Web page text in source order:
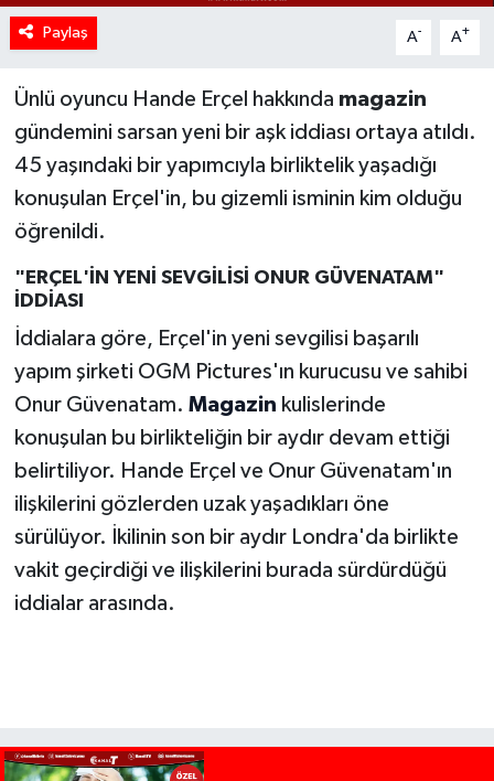
Paylaş A- A+
Ünlü oyuncu Hande Erçel hakkında magazin
gündemini sarsan yeni bir aşk iddiası ortaya atıldı.
45 yaşındaki bir yapımcıyla birliktelik yaşadığı
konuşulan Erçel'in, bu gizemli isminin kim olduğu
öğrenildi.
"ERÇEL'İN YENİ SEVGİLİSİ ONUR GÜVENATAM"
İDDİASI
İddialara göre, Erçel'in yeni sevgilisi başarılı
yapım şirketi OGM Pictures'ın kurucusu ve sahibi
Onur Güvenatam. Magazin kulislerinde
konuşulan bu birlikteliğin bir aydır devam ettiği
belirtiliyor. Hande Erçel ve Onur Güvenatam'ın
ilişkilerini gözlerden uzak yaşadıkları öne
sürülüyor. İkilinin son bir aydır Londra'da birlikte
vakit geçirdiği ve ilişkilerini burada sürdürdüğü
iddialar arasında.